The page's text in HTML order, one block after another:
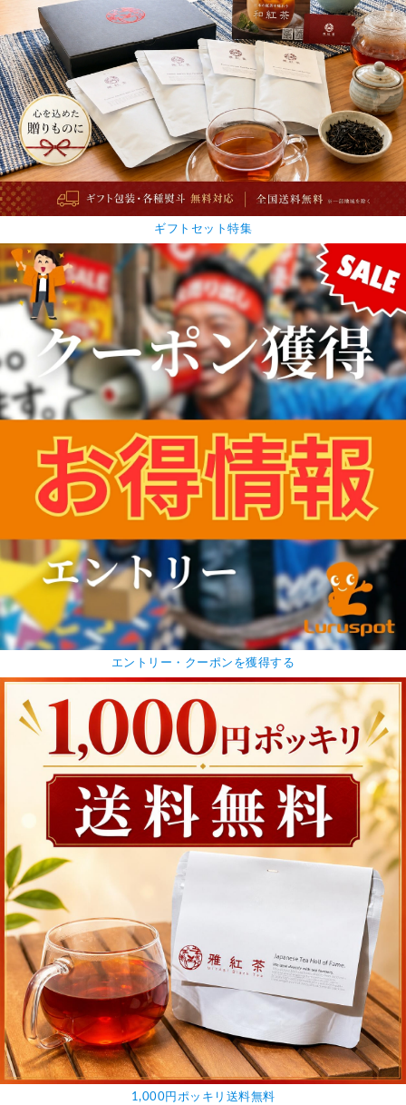
ギフトセット特集
エントリー・クーポンを獲得する
1,000円ポッキリ送料無料